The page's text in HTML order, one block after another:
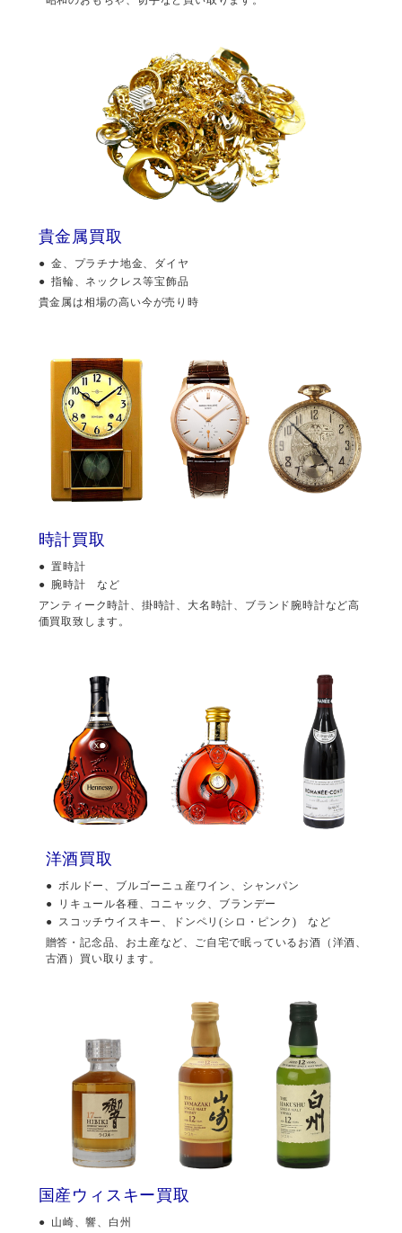
貴金属買取
金、プラチナ地金、ダイヤ
指輪、ネックレス等宝飾品
貴金属は相場の高い今が売り時
時計買取
置時計
腕時計 など
アンティーク時計、掛時計、大名時計、ブランド腕時計など高
価買取致します。
洋酒買取
ボルドー、ブルゴーニュ産ワイン、シャンパン
リキュール各種、コニャック、ブランデー
スコッチウイスキー、ドンペリ(シロ・ピンク) など
贈答・記念品、お土産など、ご自宅で眠っているお酒（洋酒、
古酒）買い取ります。
国産ウィスキー買取
山崎、響、白州